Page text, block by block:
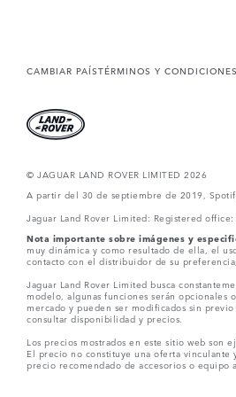
CAMBIAR PAÍSTÉRMINOS Y CONDICIONES
© JAGUAR LAND ROVER LIMITED 2026
A partir del 30 de septiembre de 2019,
Jaguar Land Rover Limited: Registered
Nota importante sobre imágenes y
muy dinámica y como resultado de ella, el
contacto con el distribuidor de su
Jaguar Land Rover Limited busca
modelo, algunas funciones serán opcionales
mercado y pueden ser modificados sin
consultar disponibilidad y precios.
Los precios mostrados en este sitio web
El precio no constituye una oferta vinculante
precio recomendado de accesorios o